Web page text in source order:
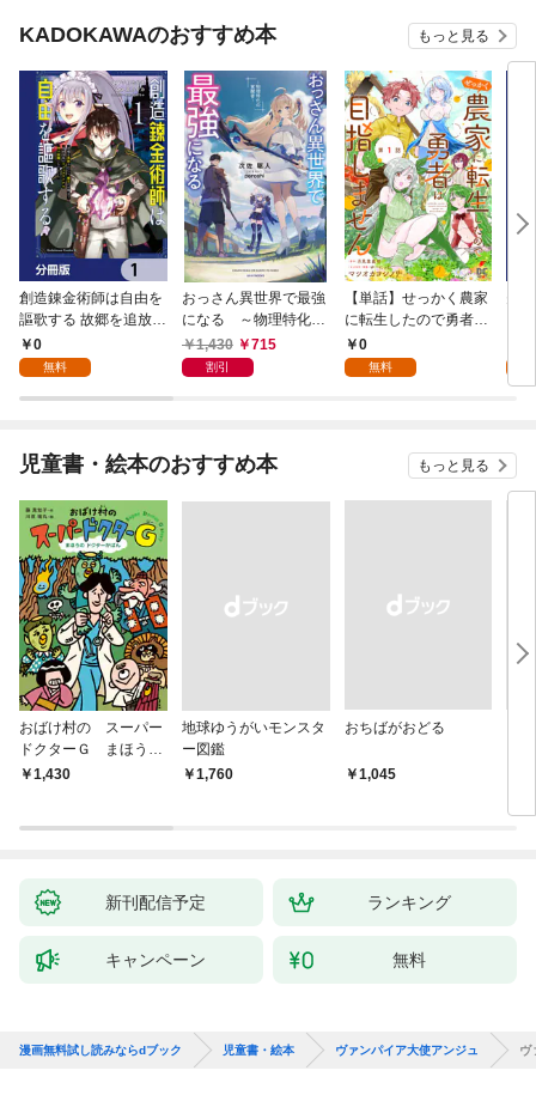
KADOKAWAのおすすめ本 もっと見る
創造錬金術師は自由を
謳歌する 故郷を追放さ
れたら、魔王のお膝元
で超絶効果のマジック
りました【分冊版】
0
無料
おっさん異世界で最強
になる ～物理特化の
覚醒者～
1,430 715
割引
【単話】せっかく農家
に転生したので勇者は
目指しません【第1
話】
0
無料
児童書・絵本のおすすめ本 もっと見る
おばけ村の スーパー
ドクターＧ まほう
の ドクターかばん
1,430
地球ゆうがいモンスタ
ー図鑑
￥1,760
おちばがおどる
￥1,045
新刊配信予定 ランキング
キャンペーン 無料
漫画無料試し読みならdブック 児童書・絵本 ヴァンパイア大使アンジュ ヴ